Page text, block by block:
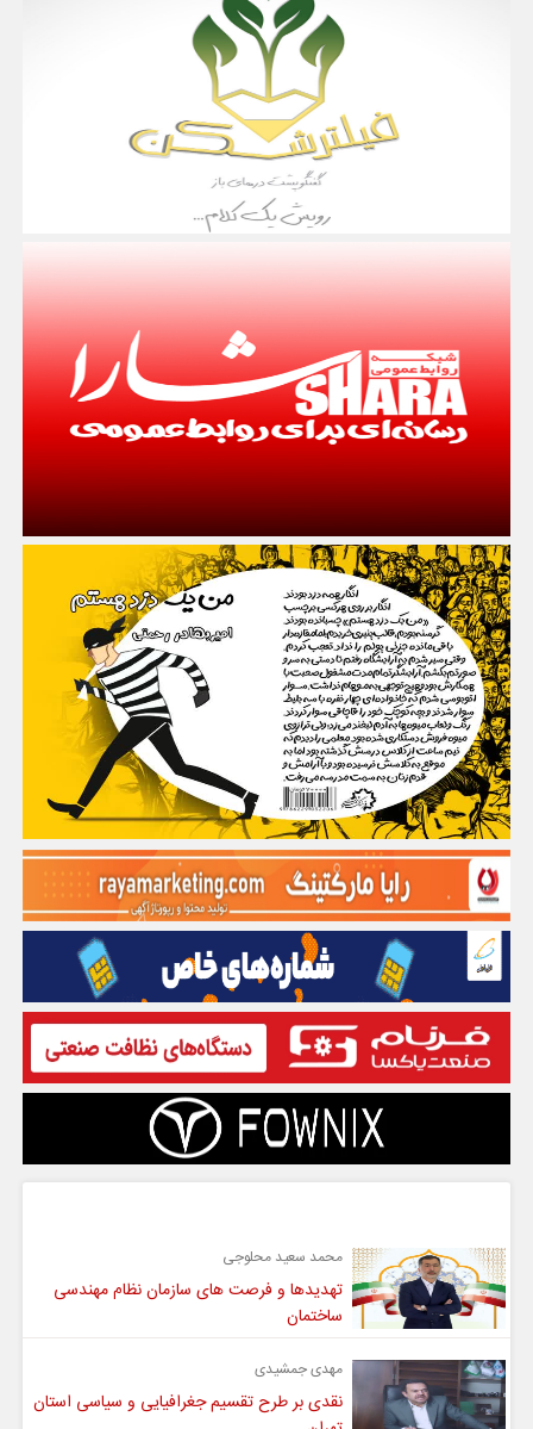
محمد سعید محلوجی
تهدیدها و فرصت های سازمان نظام مهندسی
ساختمان
مهدی جمشیدی
نقدی بر طرح تقسیم جغرافیایی و سیاسی استان